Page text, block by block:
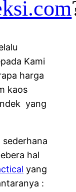
Kami
harga
kaos
yang
hal
yang
: